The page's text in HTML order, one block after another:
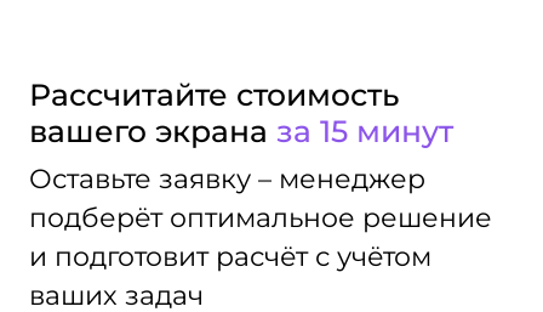
Рассчитайте стоимость
вашего экрана за 15 минут
Оставьте заявку – менеджер
подберёт оптимальное решение
и подготовит расчёт с учётом
ваших задач